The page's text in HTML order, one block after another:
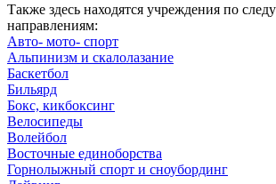
Также здесь находятся учреждения по
направлениям:
Авто- мото- спорт
Альпинизм и скалолазание
Баскетбол
Бильярд
Бокс, кикбоксинг
Велосипеды
Волейбол
Восточные единоборства
Горнолыжный спорт и сноубординг